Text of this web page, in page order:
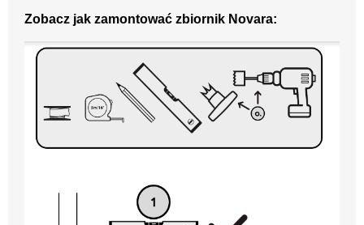
Zobacz jak zamontować zbiornik Novara: